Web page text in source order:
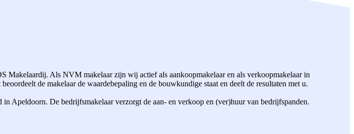
Makelaardij. Als NVM makelaar zijn wij actief als aankoopmakelaar en als verkoopmakelaar in
de makelaar de waardebepaling en de bouwkundige staat en deelt de resultaten met u.
Apeldoorn. De bedrijfsmakelaar verzorgt de aan- en verkoop en (ver)huur van bedrijfspanden.